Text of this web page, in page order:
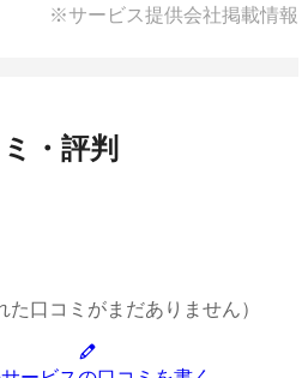
※サービス提供会社掲載情報
・評判
た口コミがまだありません）